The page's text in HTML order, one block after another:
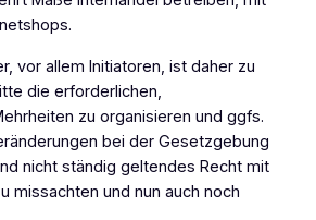
vor allem Initiatoren, ist daher zu
die erforderlichen,
zu organisieren und ggfs.
bei der Gesetzgebung
nicht ständig geltendes Recht mit
missachten und nun auch noch